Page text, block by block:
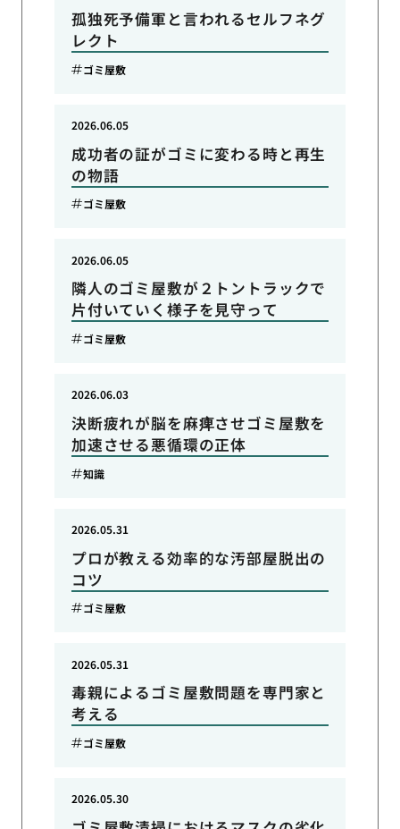
孤独死予備軍と言われるセルフネグ
レクト
ゴミ屋敷
成功者の証がゴミに変わる時と再生
の物語
2026.06.05
ゴミ屋敷
隣人のゴミ屋敷が２トントラックで
片付いていく様子を見守って
2026.06.05
ゴミ屋敷
決断疲れが脳を麻痺させゴミ屋敷を
加速させる悪循環の正体
2026.06.03
知識
プロが教える効率的な汚部屋脱出の
コツ
2026.05.31
ゴミ屋敷
毒親によるゴミ屋敷問題を専門家と
考える
2026.05.31
ゴミ屋敷
2026.05.30